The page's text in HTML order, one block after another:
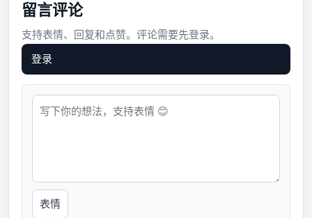
留言评论
支持表情、回复和点赞。评论需要先登录。
登录
表情